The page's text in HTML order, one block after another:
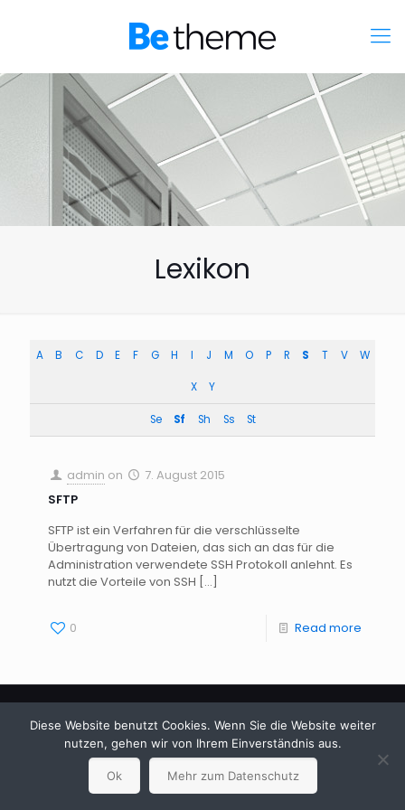
Lexikon
A B C D E F G H I J M O P R S T V W
X Y
Se Sf Sh Ss St
admin on
7. August 2015
SFTP
SFTP ist ein Verfahren für die verschlüsselte
Übertragung von Dateien, das sich an das für die
Administration verwendete SSH Protokoll anlehnt. Es
nutzt die Vorteile von SSH […]
0 Read more
© 2024 Betheme byMuffin group| All Rights Reserved |
Powered byWordPress
Diese Website benutzt Cookies. Wenn Sie die Website weiter
nutzen, gehen wir von Ihrem Einverständnis aus.
Ok Mehr zum Datenschutz